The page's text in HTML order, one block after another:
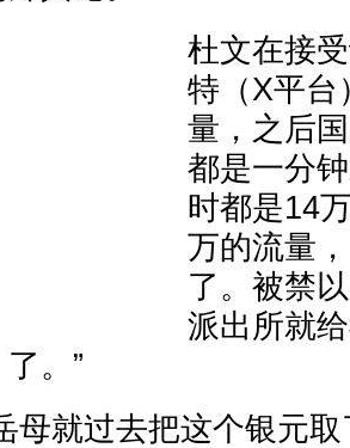
杜文在接
特（X平台
量，之后
都是一分
时都是14
万的流量
了。被禁
派出所就
。”
母就过去把这个银元